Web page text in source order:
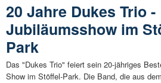
20 Jahre Dukes Trio -
Jubiläumsshow im
Park
Das "Dukes Trio" feiert sein 20-jähriges
Show im Stöffel-Park. Die Band, die aus